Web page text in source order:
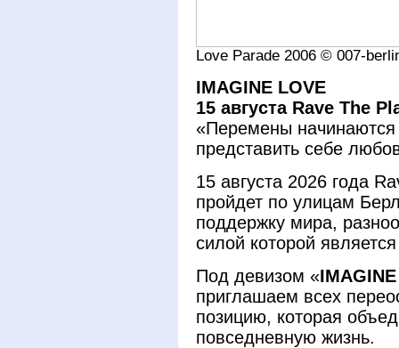
Love Parade 2006 © 007-
IMAGINE LOVE
15 августа Rave The
«Перемены
представить себе
15 августа 2026 года
пройдет по улицам
поддержку мира,
силой которой
Под девизом «
приглашаем всех
позицию, которая
повседневную жизнь.